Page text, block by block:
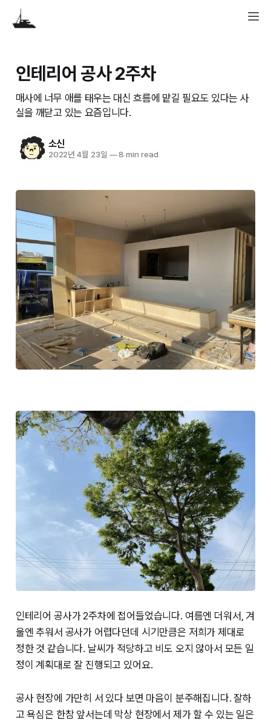
인테리어 공사 2주차
매사에 너무 애를 태우는 대신 흐름에 맡길 필요도 있다는 사
실을 깨닫고 있는 요즘입니다.
소신
2022년 4월 23일 —8 min read
인테리어 공사가 2주차에 접어들었습니다. 여름엔 더워서, 겨
울엔 추워서 공사가 어렵다던데 시기만큼은 저희가 제대로
정한 것 같습니다. 날씨가 적당하고 비도 오지 않아서 모든 일
정이 계획대로 잘 진행되고 있어요.
공사 현장에 가만히 서 있다 보면 마음이 분주해집니다. 잘하
고 욕심은 한참 앞서는데 막상 현장에서 제가 할 수 있는 일은